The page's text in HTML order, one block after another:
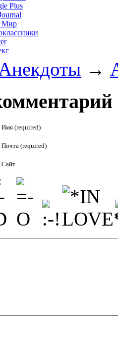
→
Имя (required)
Почта (required)
Сайт